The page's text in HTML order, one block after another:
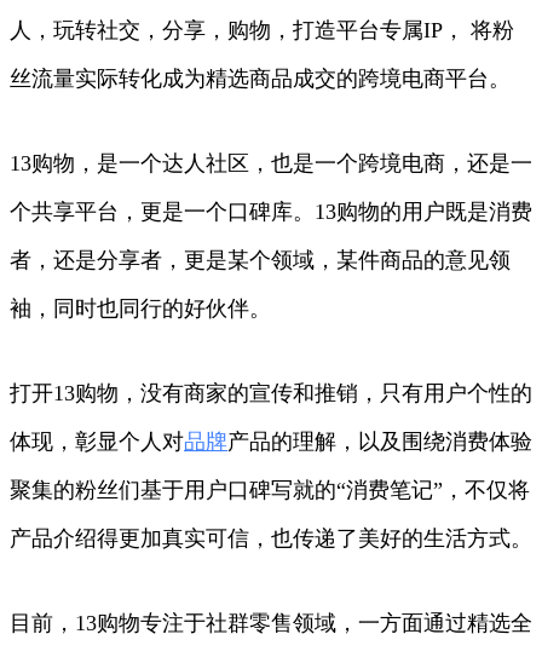
人，玩转社交，分享，购物，打造平台专属IP， 将粉
丝流量实际转化成为精选商品成交的跨境电商平台。
13购物，是一个达人社区，也是一个跨境电商，还是一
个共享平台，更是一个口碑库。13购物的用户既是消费
者，还是分享者，更是某个领域，某件商品的意见领
袖，同时也同行的好伙伴。
打开13购物，没有商家的宣传和推销，只有用户个性的
体现，彰显个人对品牌产品的理解，以及围绕消费体验
聚集的粉丝们基于用户口碑写就的“消费笔记”，不仅将
产品介绍得更加真实可信，也传递了美好的生活方式。
目前，13购物专注于社群零售领域，一方面通过精选全